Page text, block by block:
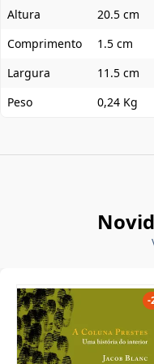
Altura
20.5 cm
Comprimento
1.5 cm
Largura
11.5 cm
Peso
0,24 Kg
-